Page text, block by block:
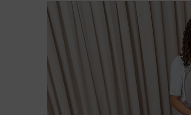
Drenagem linfática Pós operatório